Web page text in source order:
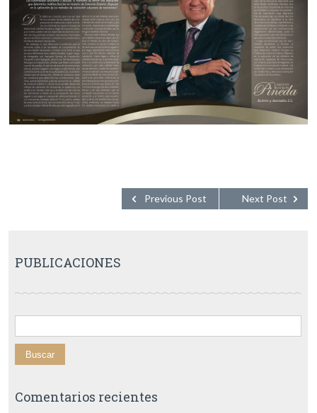
Next Post
Previous Post
PUBLICACIONES
Buscar:
Comentarios recientes